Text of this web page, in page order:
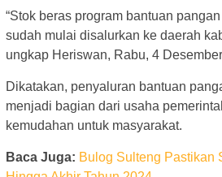
“Stok beras program bantuan
sudah mulai disalurkan ke daerah
ungkap Heriswan, Rabu, 4
Dikatakan, penyaluran bantuan
menjadi bagian dari usaha
kemudahan untuk masyarakat.
Baca Juga: Bulog Sulteng Pastikan